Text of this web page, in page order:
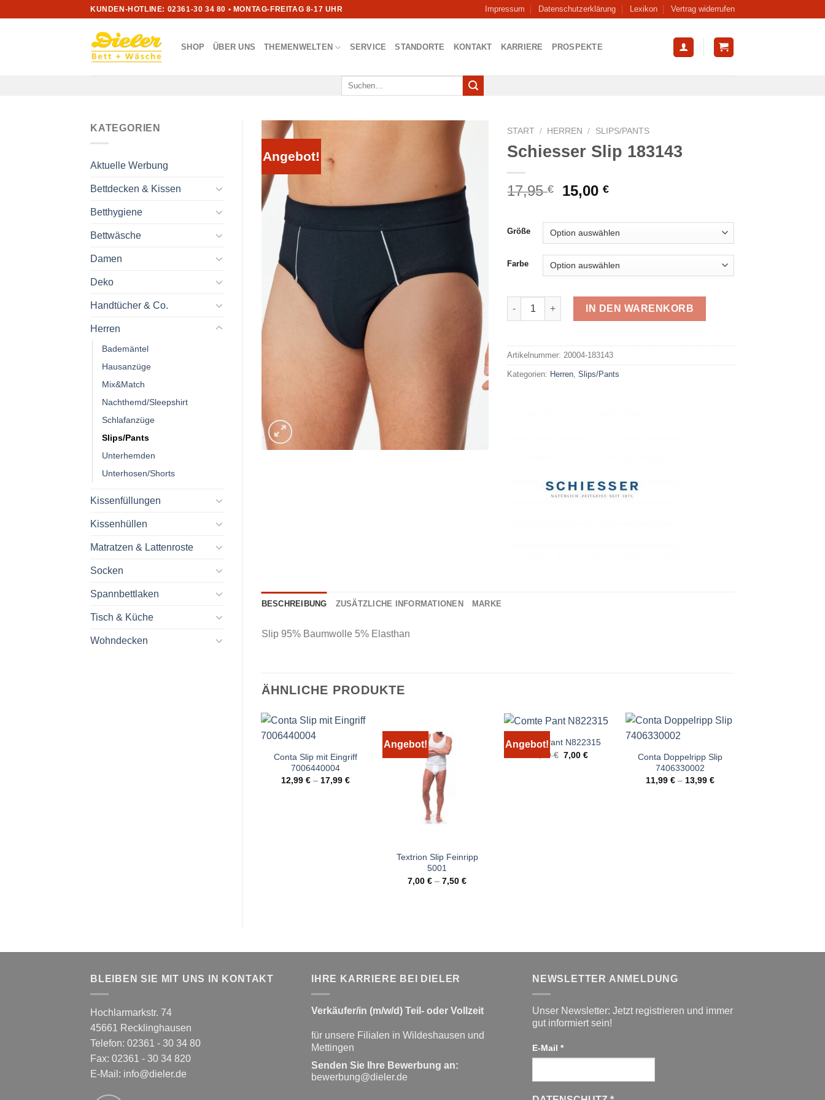
KUNDEN-HOTLINE: 02361-30 34 80 • MONTAG-FREITAG 8-17 UHR Impressum Datenschutzerklärung Lexikon Vertrag widerrufen
SHOP ÜBER UNS THEMENWELTEN SERVICE STANDORTE KONTAKT KARRIERE PROSPEKTE
Suchen
KATEGORIEN
Aktuelle Werbung
Bettdecken & Kissen
Betthygiene
Bettwäsche
Damen
Deko
Handtücher & Co.
Herren
Bademäntel
Hausanzüge
Mix&Match
Nachthemd/Sleepshirt
Schlafanzüge
Slips/Pants
Unterhemden
Unterhosen/Shorts
Kissenfüllungen
Kissenhüllen
Matratzen & Lattenroste
Socken
Spannbettlaken
Tisch & Küche
Wohndecken
Angebot!
START / HERREN / SLIPS/PANTS
Schiesser Slip 183143
17,95€
Ursprünglicher
war:
17,95 €
15,00€Aktueller
ist:
15,00 €.
Größe
Farbe
Schiesser Slip 183143 Menge
IN DEN WARENKORB
Artikelnummer: 20004-183143
Kategorien: Herren ,Slips/Pants
BESCHREIBUNG ZUSÄTZLICHE INFORMATIONEN MARKE
Slip 95% Baumwolle 5% Elasthan
ÄHNLICHE PRODUKTE
Conta Slip mit Eingriff
7006440004
12,99€ – 17,99€
Angebot!
Textrion Slip Feinripp
5001
7,00€ –7,50€
Angebot!
Comte Pant N822315
12,99€ Ursprünglicher
7,00€Aktueller
Conta Doppelripp Slip
7406330002
11,99€ – 13,99€
BLEIBEN SIE MIT UNS IN KONTAKT
Hochlarmarkstr. 74
45661 Recklinghausen
Telefon: 02361 - 30 34 80
Fax: 02361 - 30 34 820
E-Mail: info@dieler.de
IHRE KARRIERE BEI DIELER
Verkäufer/in (m/w/d) Teil- oder Vollzeit
für unsere Filialen in Wildeshausen und
Mettingen
Senden Sie Ihre Bewerbung an:
bewerbung@dieler.de
NEWSLETTER ANMELDUNG
Unser Newsletter: Jetzt registrieren und immer
gut informiert sein!
E-Mail *